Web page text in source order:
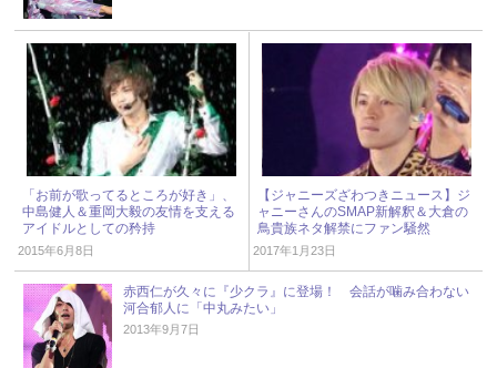
「お前が歌ってるところが好き」、
中島健人＆重岡大毅の友情を支える
アイドルとしての矜持
2015年6月8日
【ジャニーズざわつきニュース】ジ
ャニーさんのSMAP新解釈＆大倉の
鳥貴族ネタ解禁にファン騒然
2017年1月23日
赤西仁が久々に『少クラ』に登場！ 会話が噛み合わない
河合郁人に「中丸みたい」
2013年9月7日